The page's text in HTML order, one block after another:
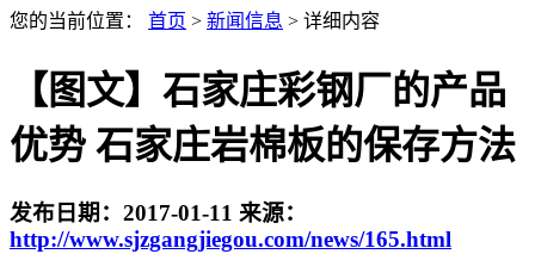
您的当前位置： 首页 > 新闻信息 > 详细内容
【图文】石家庄彩钢厂的产品
优势 石家庄岩棉板的保存方法
发布日期： 2017-01-11 来源：
http://www.sjzgangjiegou.com/news/165.html